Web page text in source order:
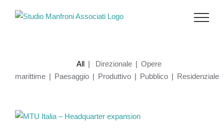
All | Direzionale | Opere
marittime | Paesaggio | Produttivo | Pubblico | Residenziale